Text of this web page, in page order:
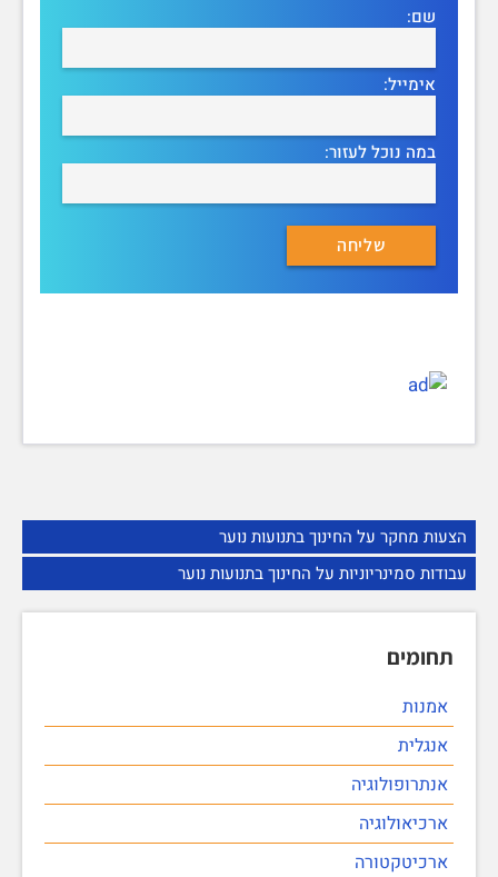
הצעות מחקר על החינוך בתנועות נוער
עבודות סמינריוניות על החינוך בתנועות נוער
תחומים
אמנות
אנגלית
אנתרופולוגיה
ארכיאולוגיה
ארכיטקטורה
שם:
אימייל:
במה נוכל לעזור: